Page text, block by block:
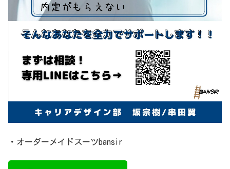
・オーダーメイドスーツbansir